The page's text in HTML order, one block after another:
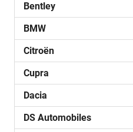
Bentley
BMW
Citroën
Cupra
Dacia
DS Automobiles